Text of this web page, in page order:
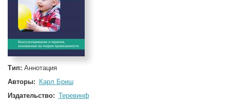
Тип: Аннотация
Авторы:
Карл Бриш
Издательство: Теревинф